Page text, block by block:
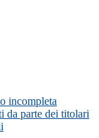
incompleta
da parte dei titolari